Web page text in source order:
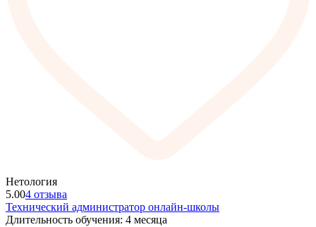
Нетология
5.004 отзыва
Технический администратор онлайн-школы
Длительность обучения: 4 месяца